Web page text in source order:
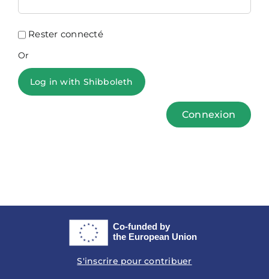
Rester connecté
Or
Log in with Shibboleth
Connexion
S'inscrire pour contribuer